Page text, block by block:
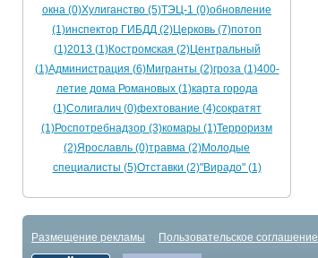
окна (0)Хулиганство (5)ТЭЦ-1 (0)обновление
(1)инспектор ГИБДД (2)Церковь (7)потоп
(1)2013 (1)Костромская (2)Центральный
(1)Администрация (6)Мигранты (2)гроза (1)400-
летие дома Романовых (1)карта города
(1)Солигалич (0)фехтование (4)сократят
(1)Роспотребнадзор (3)комары (1)Терроризм
(2)Ярославль (0)травма (2)Молодые
специалисты (5)Отставки (2)"Вирадо" (1)
Размещение рекламы Пользовательское соглашение